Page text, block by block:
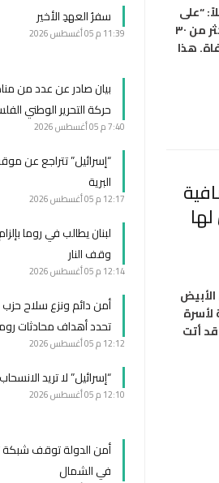
“على
مدار الأيام القليلة الماضية، سجل لبنان يوميًا أكثر من ٣٠
و ٤٠ حالة وفاة. هذا
لأسرة
أتت
سفرُ العهدِ الأخير
11:39 م 05 أغسطس 2026
بيان صادر عن عدد من
حركة التحرير الوطني
7:40 م 05 أغسطس 2026
“إسرائيل” تتراجع عن
البرية
12:17 م 05 أغسطس 2026
لبنان يطالب في روما
وقف النار
12:14 م 05 أغسطس 2026
أمن دائم ونزع سلاح
تحدد أهداف محادثات
12:12 م 05 أغسطس 2026
“إسرائيل” لا تريد
12:10 م 05 أغسطس 2026
أمن الدولة توقف شبكة
في الشمال